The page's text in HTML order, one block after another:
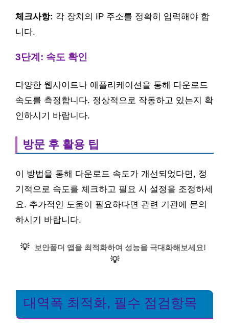
체크사항: 각 장치의 IP 주소를 정확히 입력해야 합
니다.
3단계: 속도 확인
다양한 웹사이트나 애플리케이션을 통해 다운로드
속도를 측정합니다. 정상적으로 작동하고 있는지 확
인하시기 바랍니다.
방문 후 활용 팁
이 방법을 통해 다운로드 속도가 개선되었다면, 정
기적으로 속도를 체크하고 필요 시 설정을 조정하세
요. 추가적인 도움이 필요하다면 관련 기관에 문의
하시기 바랍니다.
💡 보안폴더 앱을 최적화하여 성능을 극대화해보세요!
💡
대역폭 최적화, 필수 점검항목